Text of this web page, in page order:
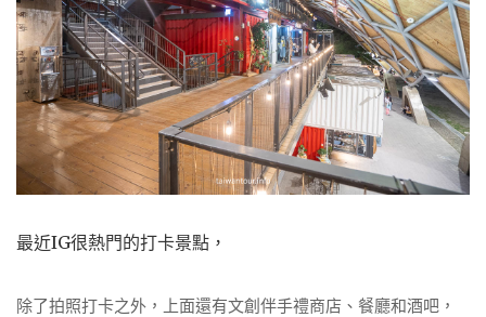
最近IG很熱門的打卡景點，
除了拍照打卡之外，上面還有文創伴手禮商店、餐廳和酒吧，